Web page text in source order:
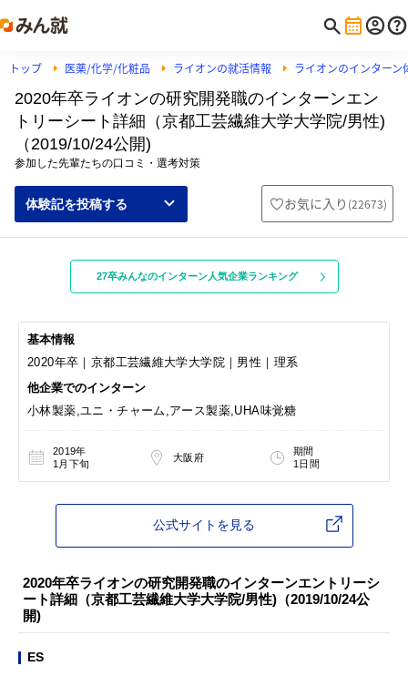
トップ 医薬/化学/化粧品 ライオンの就活情報 ライオンのインターン
2020年卒ライオンの研究開発職のインターンエン
トリーシート詳細（京都工芸繊維大学大学院/男性)
（2019/10/24公開)
参加した先輩たちの口コミ・選考対策
体験記を投稿する お気に入り (22673)
27卒みんなのインターン人気企業ランキング
基本情報
2020年卒｜京都工芸繊維大学大学院｜男性｜理系
他企業でのインターン
小林製薬,ユニ・チャーム,アース製薬,UHA味覚糖
2019年
1月下旬
大阪府
期間
1日間
公式サイトを見る
2020年卒ライオンの研究開発職のインターンエントリーシ
ート詳細（京都工芸繊維大学大学院/男性)（2019/10/24公
開)
ES